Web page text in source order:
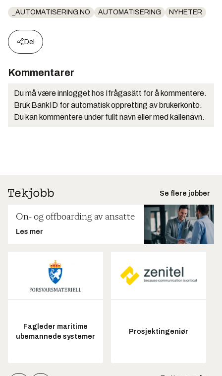
_AUTOMATISERING.NO AUTOMATISERING NYHETER
Del
Kommentarer
Du må være innlogget hos Ifrågasätt for å kommentere.
Bruk BankID for automatisk oppretting av brukerkonto.
Du kan kommentere under fullt navn eller med kallenavn.
Se flere jobber
On- og offboarding av ansatte
Les mer
Fagleder maritime
ubemannede systemer
Prosjektingeniør